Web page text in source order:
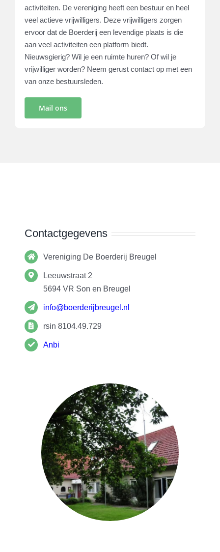
activiteiten. De vereniging heeft een bestuur en heel
veel actieve vrijwilligers. Deze vrijwilligers zorgen
ervoor dat de Boerderij een levendige plaats is die
aan veel activiteiten een platform biedt.
Nieuwsgierig? Wil je een ruimte huren? Of wil je
vrijwilliger worden? Neem gerust contact op met een
van onze bestuursleden.
Mail ons
Contactgegevens
Vereniging De Boerderij Breugel
Leeuwstraat 2
5694 VR Son en Breugel
info@boerderijbreugel.nl
rsin 8104.49.729
Anbi